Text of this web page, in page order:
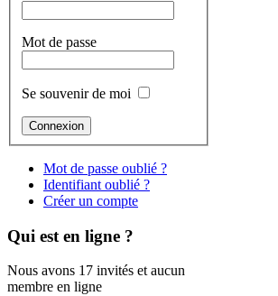
Mot de passe
Se souvenir de moi
Mot de passe oublié ?
Identifiant oublié ?
Créer un compte
Qui est en ligne ?
Nous avons 17 invités et aucun
membre en ligne